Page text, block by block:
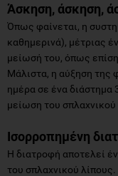
Άσκηση, άσκηση,
Όπως φαίνεται, η
καθημερινά), μέτριας
μείωσή του, όπως
Μάλιστα, η αύξηση της
ημέρα σε ένα διάστημα
μείωση του σπλαχνικού
Ισορροπημένη
Η διατροφή αποτελεί
του σπλαχνικού λίπους.